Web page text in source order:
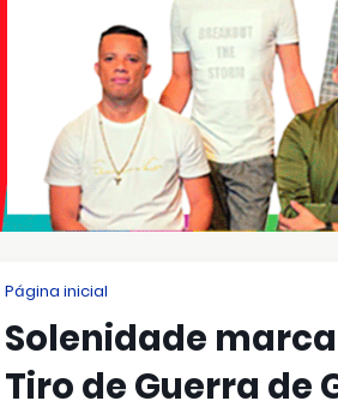
Página inicial
Solenidade
Tiro de Guerra de